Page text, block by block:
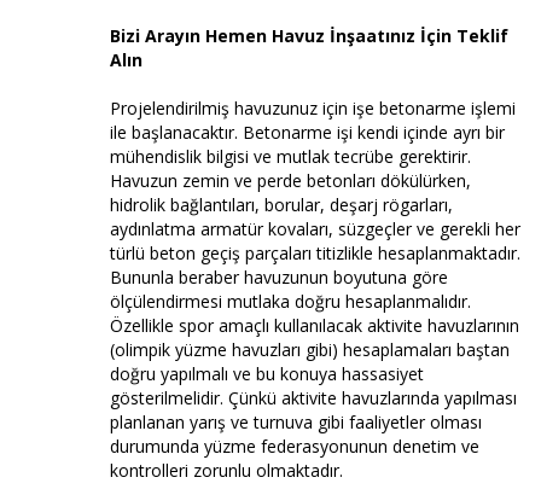
Bizi Arayın Hemen Havuz İnşaatınız İçin Teklif
Alın
Projelendirilmiş havuzunuz için işe betonarme işlemi
ile başlanacaktır. Betonarme işi kendi içinde ayrı bir
mühendislik bilgisi ve mutlak tecrübe gerektirir.
Havuzun zemin ve perde betonları dökülürken,
hidrolik bağlantıları, borular, deşarj rögarları,
aydınlatma armatür kovaları, süzgeçler ve gerekli her
türlü beton geçiş parçaları titizlikle hesaplanmaktadır.
Bununla beraber havuzunun boyutuna göre
ölçülendirmesi mutlaka doğru hesaplanmalıdır.
Özellikle spor amaçlı kullanılacak aktivite havuzlarının
(olimpik yüzme havuzları gibi) hesaplamaları baştan
doğru yapılmalı ve bu konuya hassasiyet
gösterilmelidir. Çünkü aktivite havuzlarında yapılması
planlanan yarış ve turnuva gibi faaliyetler olması
durumunda yüzme federasyonunun denetim ve
kontrolleri zorunlu olmaktadır.